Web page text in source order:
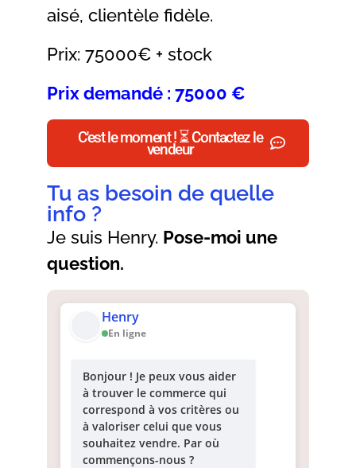
aisé, clientèle fidèle.
Prix: 75000€ + stock
Prix demandé : 75000 €
C'est le moment ! ⏳ Contactez le
vendeur
Henry
En ligne
Bonjour ! Je peux vous aider
à trouver le commerce qui
correspond à vos critères ou
à valoriser celui que vous
souhaitez vendre. Par où
commençons-nous ?
Je suis Henry. Pose-moi une
question.
Tu as besoin de quelle
info ?